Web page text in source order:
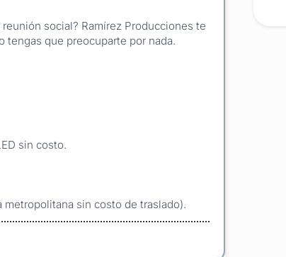
o carpas
fríos y lanza papelitos
un paquete integral, según las
de primera línea y se complementa con
y profesional.
evento en Uruguay
social? Ramírez Producciones te
tengas que preocuparte por nada.
sin costo.
sin costo de traslado).